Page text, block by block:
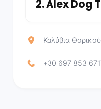
2.Alex Dog
Καλύβια
+30 697 853